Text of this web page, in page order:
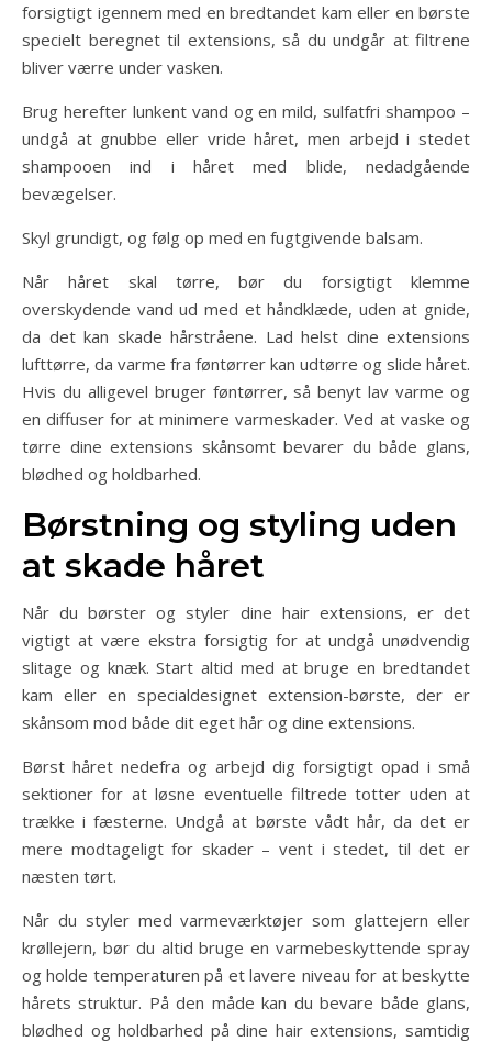
forsigtigt igennem med en bredtandet kam eller en børste
specielt beregnet til extensions, så du undgår at filtrene
bliver værre under vasken.
Brug herefter lunkent vand og en mild, sulfatfri shampoo –
undgå at gnubbe eller vride håret, men arbejd i stedet
shampooen ind i håret med blide, nedadgående
bevægelser.
Skyl grundigt, og følg op med en fugtgivende balsam.
Når håret skal tørre, bør du forsigtigt klemme
overskydende vand ud med et håndklæde, uden at gnide,
da det kan skade hårstråene. Lad helst dine extensions
lufttørre, da varme fra føntørrer kan udtørre og slide håret.
Hvis du alligevel bruger føntørrer, så benyt lav varme og
en diffuser for at minimere varmeskader. Ved at vaske og
tørre dine extensions skånsomt bevarer du både glans,
blødhed og holdbarhed.
Børstning og styling uden
at skade håret
Når du børster og styler dine hair extensions, er det
vigtigt at være ekstra forsigtig for at undgå unødvendig
slitage og knæk. Start altid med at bruge en bredtandet
kam eller en specialdesignet extension-børste, der er
skånsom mod både dit eget hår og dine extensions.
Børst håret nedefra og arbejd dig forsigtigt opad i små
sektioner for at løsne eventuelle filtrede totter uden at
trække i fæsterne. Undgå at børste vådt hår, da det er
mere modtageligt for skader – vent i stedet, til det er
næsten tørt.
Når du styler med varmeværktøjer som glattejern eller
krøllejern, bør du altid bruge en varmebeskyttende spray
og holde temperaturen på et lavere niveau for at beskytte
hårets struktur. På den måde kan du bevare både glans,
blødhed og holdbarhed på dine hair extensions, samtidig